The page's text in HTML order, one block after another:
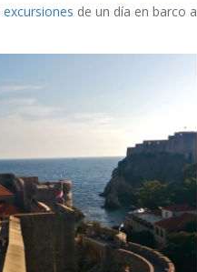
excursiones de un día en barco a